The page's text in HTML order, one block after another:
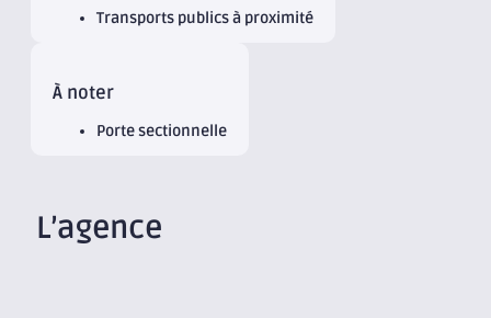
Transports publics à proximité
À noter
Porte sectionnelle
L’agence